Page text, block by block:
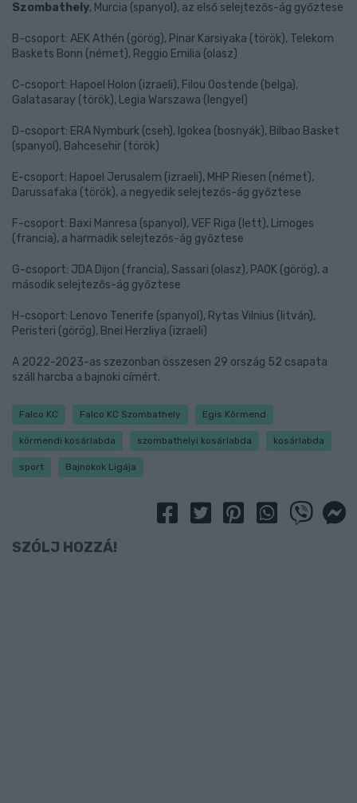
Szombathely, Murcia (spanyol), az első selejtezős-ág győztese
B-csoport: AEK Athén (görög), Pinar Karsiyaka (török), Telekom
Baskets Bonn (német), Reggio Emilia (olasz)
C-csoport: Hapoel Holon (izraeli), Filou Oostende (belga),
Galatasaray (török), Legia Warszawa (lengyel)
D-csoport: ERA Nymburk (cseh), Igokea (bosnyák), Bilbao Basket
(spanyol), Bahcesehir (török)
E-csoport: Hapoel Jerusalem (izraeli), MHP Riesen (német),
Darussafaka (török), a negyedik selejtezős-ág győztese
F-csoport: Baxi Manresa (spanyol), VEF Riga (lett), Limoges
(francia), a harmadik selejtezős-ág győztese
G-csoport: JDA Dijon (francia), Sassari (olasz), PAOK (görög), a
második selejtezős-ág győztese
H-csoport: Lenovo Tenerife (spanyol), Rytas Vilnius (litván),
Peristeri (görög), Bnei Herzliya (izraeli)
A 2022-2023-as szezonban összesen 29 ország 52 csapata
száll harcba a bajnoki címért.
Falco KC Falco KC Szombathely Egis Körmend
körmendi kosárlabda szombathelyi kosárlabda kosárlabda
sport Bajnokok Ligája
SZÓLJ HOZZÁ!